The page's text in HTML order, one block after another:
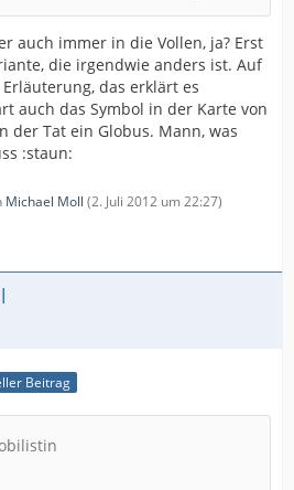
auch immer in die Vollen, ja? Erst
die irgendwie anders ist. Auf
das erklärt es
auch das Symbol in der Karte von
der Tat ein Globus. Mann, was
:staun:
Michael Moll (2. Juli 2012 um 22:27)
Beitrag